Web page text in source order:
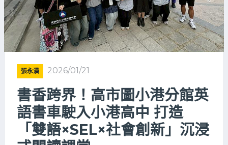
張永漢 2026/01/21
書香跨界！高市圖小港分館英
語書車駛入小港高中 打造
「雙語×SEL×社會創新」沉浸